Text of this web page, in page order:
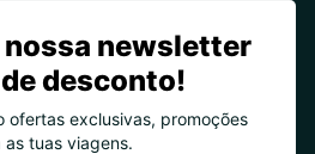
nossa newsletter
desconto!
ofertas exclusivas, promoções
tuas viagens.